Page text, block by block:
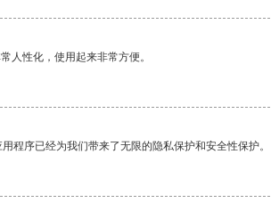
人性化，使用起来非常方便。
程序已经为我们带来了无限的隐私保护和安全性保护。